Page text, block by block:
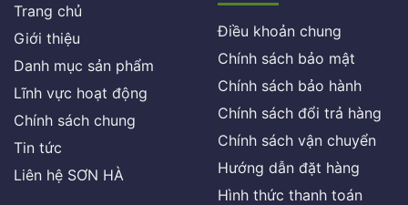
Trang chủ
Giới thiệu
Danh mục sản phẩm
Lĩnh vực hoạt động
Chính sách chung
Tin tức
Liên hệ SƠN HÀ
Điều khoản chung
Chính sách bảo mật
Chính sách bảo hành
Chính sách đổi trả hàng
Chính sách vận chuyển
Hướng dẫn đặt hàng
Hình thức thanh toán